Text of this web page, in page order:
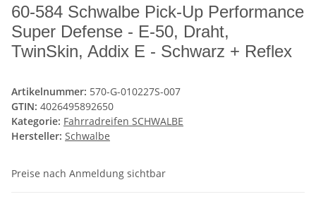
60-584 Schwalbe Pick-Up Performance
Super Defense - E-50, Draht,
TwinSkin, Addix E - Schwarz + Reflex
Artikelnummer: 570-G-010227S-007
GTIN: 4026495892650
Kategorie: Fahrradreifen SCHWALBE
Hersteller: Schwalbe
Preise nach Anmeldung sichtbar